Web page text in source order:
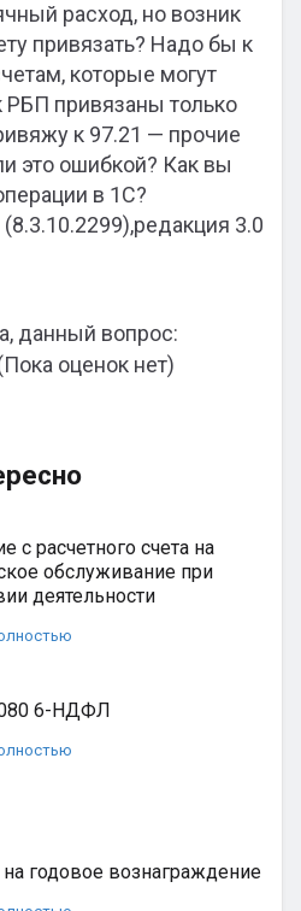
расход, но возник
привязать? Надо бы к
которые могут
РБП привязаны только
к 97.21 — прочие
это ошибкой? Как вы
в 1С?
3.0
данный вопрос:
оценок нет)
с расчетного счета на
обслуживание при
деятельности
080 6-НДФЛ
годовое вознаграждение